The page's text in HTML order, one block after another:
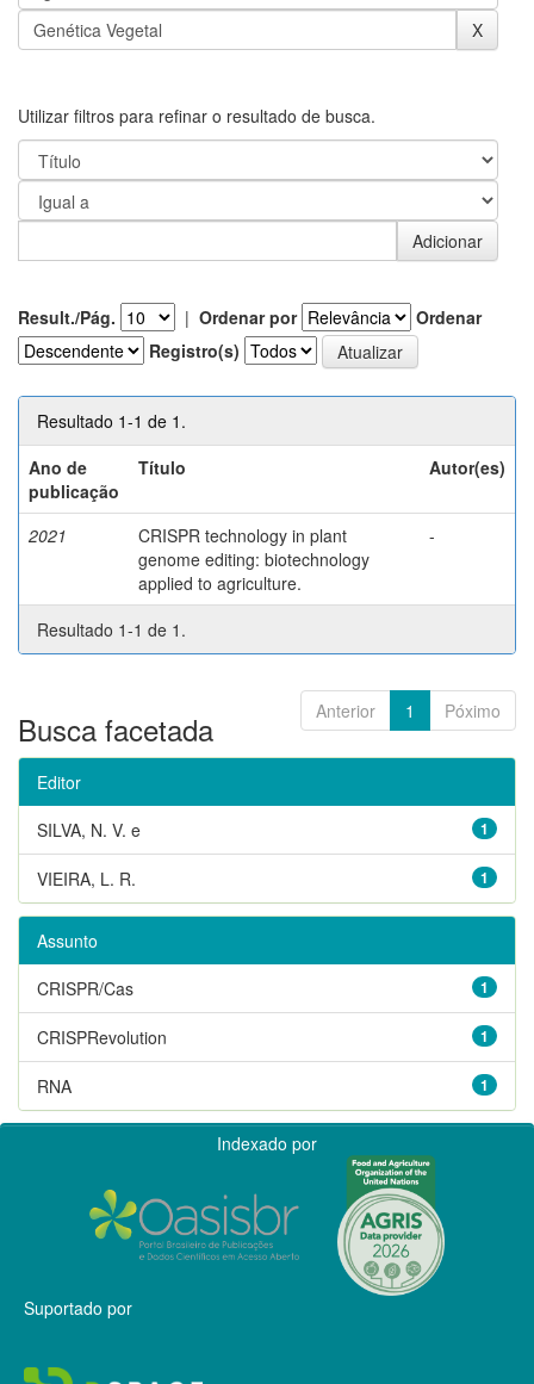
Utilizar filtros para refinar o resultado de busca.
Result./Pág. | Ordenar por
Ordenar
Registro(s)
Resultado 1-1 de 1.
Ano de
publicação
Título Autor(es)
2021
CRISPR technology in plant
genome editing: biotechnology
applied to agriculture.
-
Resultado 1-1 de 1.
Anterior 1 Póximo
Busca facetada
Editor
1
SILVA, N. V. e
1
VIEIRA, L. R.
Assunto
1
CRISPR/Cas
1
CRISPRevolution
1
RNA
Indexado por
Suportado por